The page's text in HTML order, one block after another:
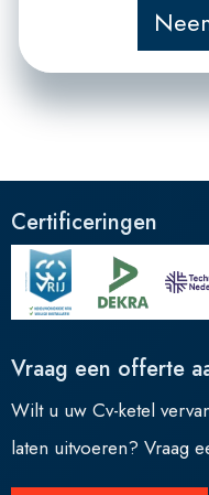
Certificeringen
Vraag een offerte
Wilt u uw Cv-ketel
laten uitvoeren? Vraag